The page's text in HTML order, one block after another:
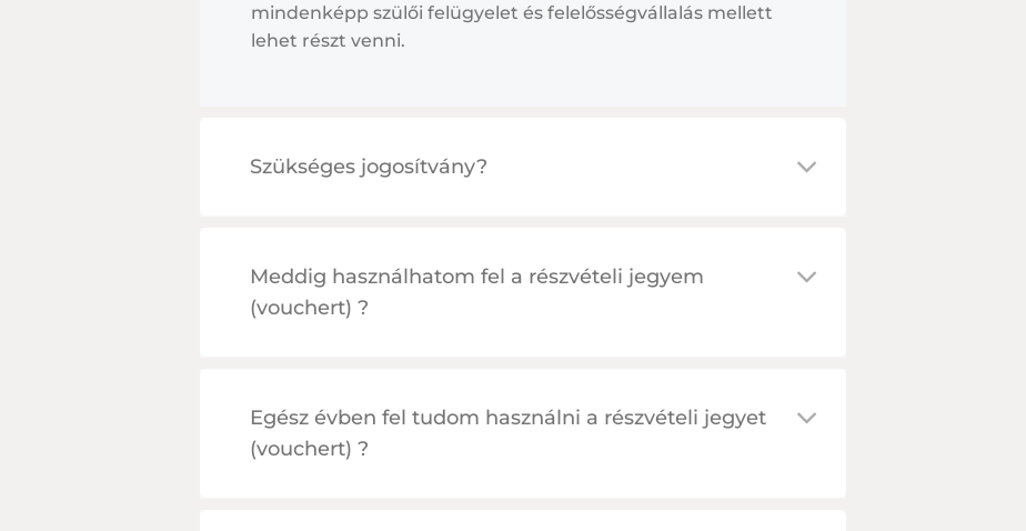
mindenképp szülői felügyelet és felelősségvállalás mellett
lehet részt venni.
Szükséges jogosítvány?
Meddig használhatom fel a részvételi jegyem
(vouchert) ?
Egész évben fel tudom használni a részvételi jegyet
(vouchert) ?